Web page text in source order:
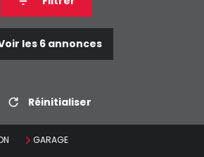
les 6 annonces
Réinitialiser
GARAGE